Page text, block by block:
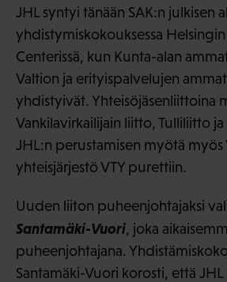
JHL syntyi tänään SAK:n julkisen
yhdistymiskokouksessa
Centerissä, kun Kunta-alan
Valtion ja erityispalvelujen
yhdistyivät. Yhteisöjäsenliittoina
Vankilavirkailijain liitto, Tulliliitto
JHL:n perustamisen myötä myös
yhteisjärjestö VTY purettiin.
Uuden liiton puheenjohtajaksi
Santamäki-Vuori, joka
puheenjohtajana.
Santamäki-Vuori korosti, että